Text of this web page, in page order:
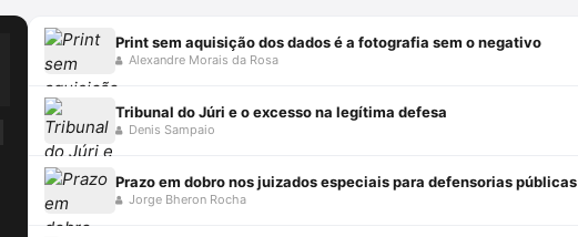
Print sem aquisição dos dados é a fotografia sem o negativo
Alexandre Morais da Rosa
Tribunal do Júri e o excesso na legítima defesa
Denis Sampaio
Prazo em dobro nos juizados especiais para defensorias públicas
Jorge Bheron Rocha